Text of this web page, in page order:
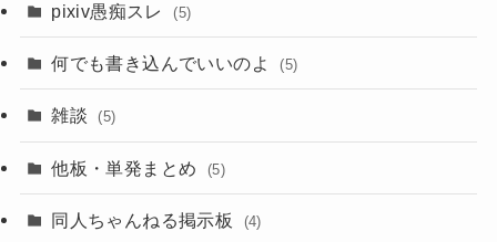
pixiv愚痴スレ (5)
何でも書き込んでいいのよ (5)
雑談 (5)
他板・単発まとめ (5)
同人ちゃんねる掲示板 (4)